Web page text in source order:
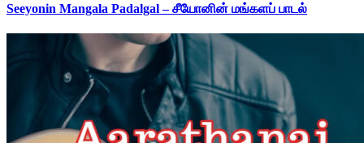
Seeyonin Mangala Padalgal – சீயோனின் மங்களப் பாடல்